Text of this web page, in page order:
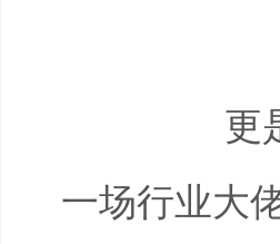
更
一场行业大